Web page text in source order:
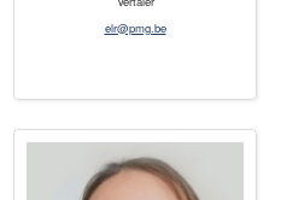
elr@pmg.be